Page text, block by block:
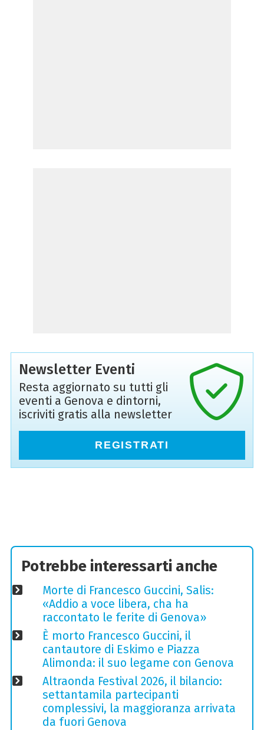
Newsletter Eventi
Resta aggiornato su tutti gli
eventi a Genova e dintorni,
iscriviti gratis alla newsletter
REGISTRATI
Potrebbe interessarti anche
Morte di Francesco Guccini, Salis:
«Addio a voce libera, cha ha
raccontato le ferite di Genova»
È morto Francesco Guccini, il
cantautore di Eskimo e Piazza
Alimonda: il suo legame con Genova
Altraonda Festival 2026, il bilancio:
settantamila partecipanti
complessivi, la maggioranza arrivata
da fuori Genova